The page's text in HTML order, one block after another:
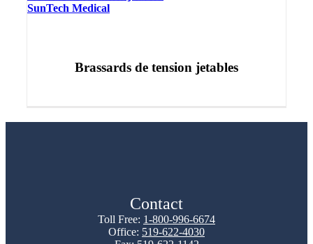
SunTech Medical
Brassards de tension jetables
Contact
Toll Free: 1-800-996-6674
Office: 519-622-4030